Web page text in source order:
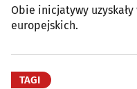
Obie inicjatywy
europejskich.
TAGI